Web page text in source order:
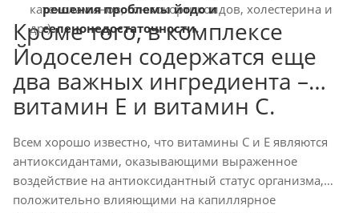
катехоламинов, глюкокортикоидов, холестерина и
др.).
решения проблемы йодо и
селенонедостаточности.
Кроме того, в комплексе
Йодоселен содержатся еще
два важных ингредиента –
витамин Е и витамин С.
Всем хорошо известно, что витамины С и Е являются
антиоксидантами, оказывающими выраженное
воздействие на антиоксидантный статус организма,
положительно влияющими на капиллярное